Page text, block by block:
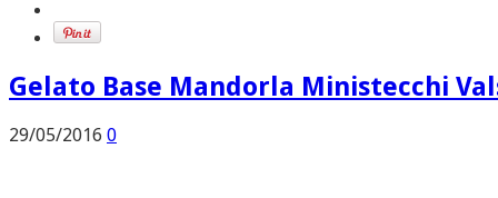
Gelato Base Mandorla Ministecchi
29/05/2016 0